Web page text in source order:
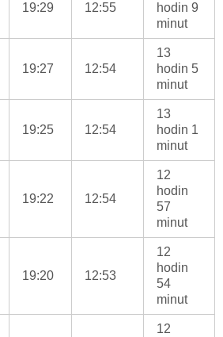
19:29 12:55
hodin 9
minut
19:27 12:54
13
hodin 5
minut
19:25 12:54
13
hodin 1
minut
19:22 12:54
12
hodin
57
minut
19:20 12:53
12
hodin
54
minut
12